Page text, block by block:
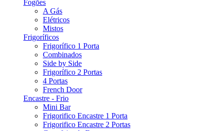
Fogões
A Gás
Elétricos
Mistos
Frigoríficos
Frigorífico 1 Porta
Combinados
Side by Side
Frigorífico 2 Portas
4 Portas
French Door
Encastre - Frio
Mini Bar
Frigorifico Encastre 1 Porta
Frigorifico Encastre 2 Portas